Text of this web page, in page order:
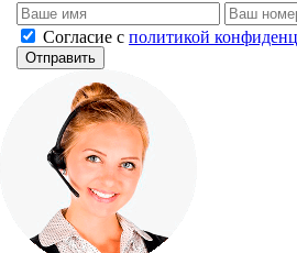
Cогласие с политикой
Отправить